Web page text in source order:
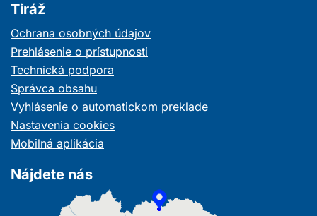
Tiráž
Ochrana osobných údajov
Prehlásenie o prístupnosti
Technická podpora
Správca obsahu
Vyhlásenie o automatickom preklade
Nastavenia cookies
Mobilná aplikácia
Nájdete nás